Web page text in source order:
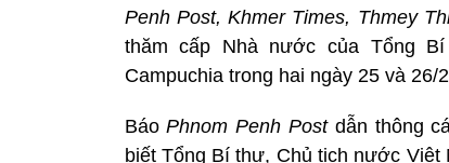
Penh Post, Khmer Times, Thmey
thăm cấp Nhà nước của Tổng
Campuchia trong hai ngày 25 và 26/
BáoPhnom Penh Postdẫn thông
biết Tổng Bí thư, Chủ tịch nước Việt